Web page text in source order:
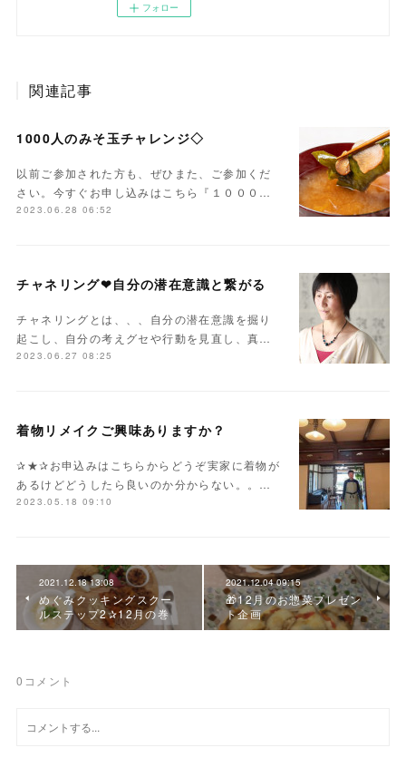
フォロー
関連記事
1000人のみそ玉チャレンジ◇
以前ご参加された方も、ぜひまた、ご参加くだ
さい。今すぐお申し込みはこちら『１０００…
2023.06.28 06:52
チャネリング❤自分の潜在意識と繋がる
チャネリングとは、、、自分の潜在意識を掘り
起こし、自分の考えグセや行動を見直し、真…
2023.06.27 08:25
着物リメイクご興味ありますか？
✰★✰お申込みはこちらからどうぞ実家に着物が
あるけどどうしたら良いのか分からない。。…
2023.05.18 09:10
2021.12.18 13:08
めぐみクッキングスクー
ルステップ2✰12月の巻
2021.12.04 09:15
🎁12月のお惣菜プレゼン
ト企画
0 コメント